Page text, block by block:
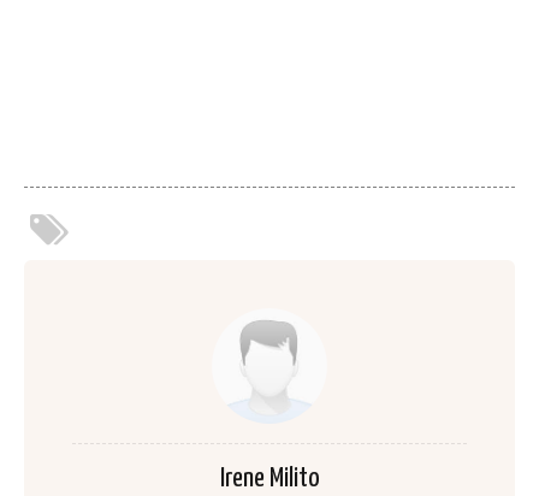
Irene Milito